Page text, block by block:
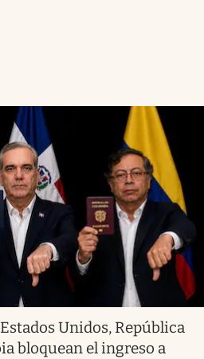
Unidos, República
bloquean el ingreso a